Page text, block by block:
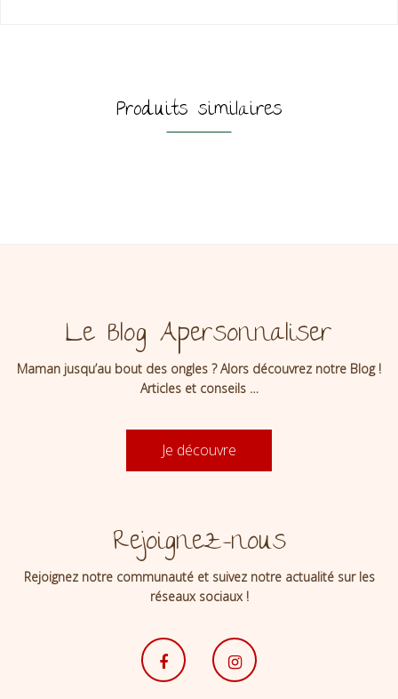
Produits similaires
Le Blog Apersonnaliser
Maman jusqu’au bout des ongles ? Alors découvrez notre Blog !
Articles et conseils …
Je découvre
Rejoignez-nous
Rejoignez notre communauté et suivez notre actualité sur les
réseaux sociaux !